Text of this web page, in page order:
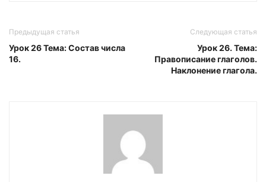
Предыдущая статья
Урок 26 Тема: Состав числа
16.
Следующая статья
Урок 26. Тема:
Правописание глаголов.
Наклонение глагола.